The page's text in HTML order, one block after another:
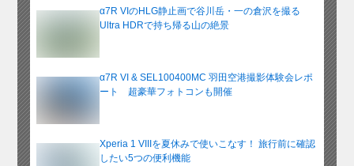
α7R VIのHLG静止画で谷川岳・一の倉沢を撮る
Ultra HDRで持ち帰る山の絶景
α7R VI & SEL100400MC 羽田空港撮影体験会レポ
ート 超豪華フォトコンも開催
Xperia 1 VIIIを夏休みで使いこなす！ 旅行前に確認
したい5つの便利機能